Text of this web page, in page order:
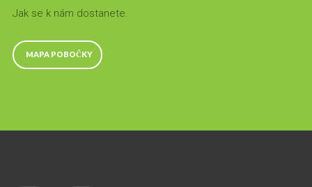
Jak se k nám dostanete.
MAPA POBOČKY